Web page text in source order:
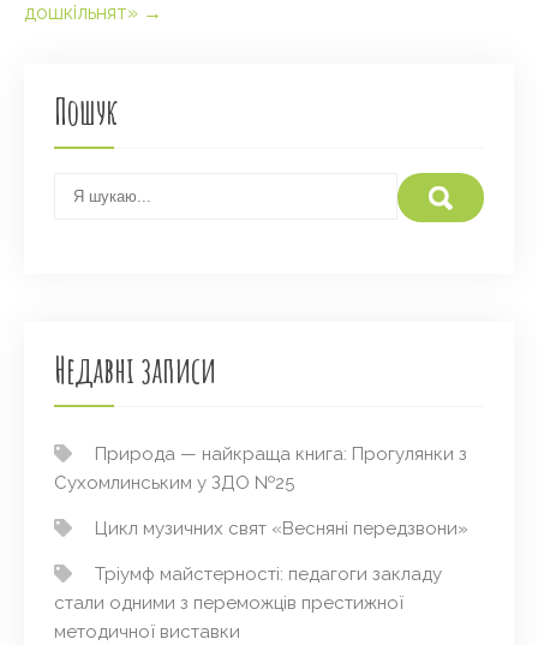
дошкільнят» →
Пошук
Недавні записи
Природа — найкраща книга: Прогулянки з
Сухомлинським у ЗДО №25
Цикл музичних свят «Весняні передзвони»
Тріумф майстерності: педагоги закладу
стали одними з переможців престижної
методичної виставки